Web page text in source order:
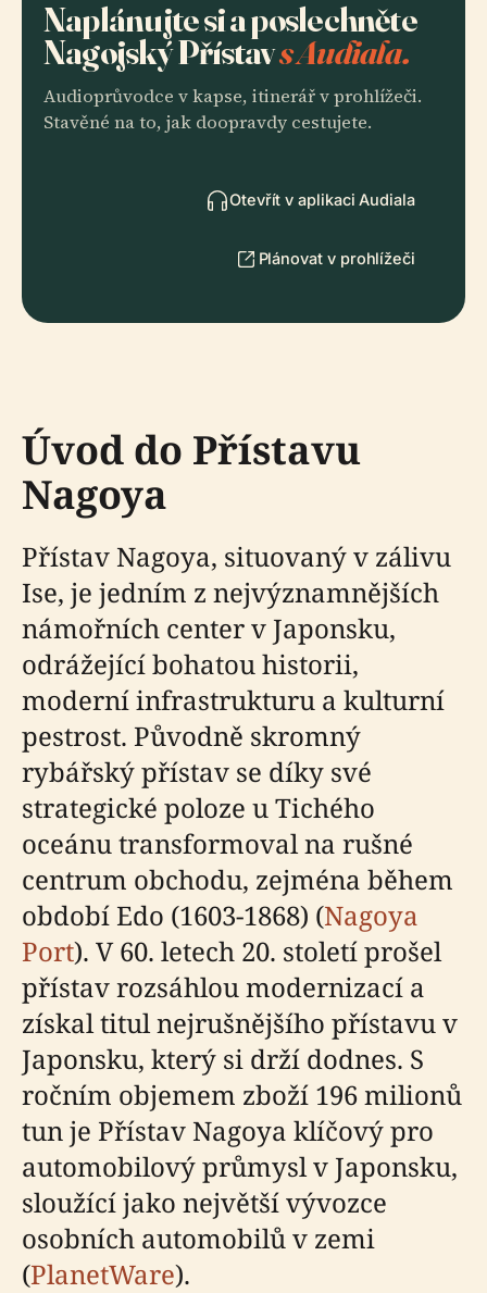
Naplánujte si a poslechněte
Nagojský Přístavs Audiala.
Audioprůvodce v kapse, itinerář v prohlížeči.
Stavěné na to, jak doopravdy cestujete.
Otevřít v aplikaci Audiala
Plánovat v prohlížeči
Úvod do Přístavu
Nagoya
Přístav Nagoya, situovaný v zálivu
Ise, je jedním z nejvýznamnějších
námořních center v Japonsku,
odrážející bohatou historii,
moderní infrastrukturu a kulturní
pestrost. Původně skromný
rybářský přístav se díky své
strategické poloze u Tichého
oceánu transformoval na rušné
centrum obchodu, zejména během
období Edo (1603-1868) (Nagoya
Port). V 60. letech 20. století prošel
přístav rozsáhlou modernizací a
získal titul nejrušnějšího přístavu v
Japonsku, který si drží dodnes. S
ročním objemem zboží 196 milionů
tun je Přístav Nagoya klíčový pro
automobilový průmysl v Japonsku,
sloužící jako největší vývozce
osobních automobilů v zemi
(PlanetWare).